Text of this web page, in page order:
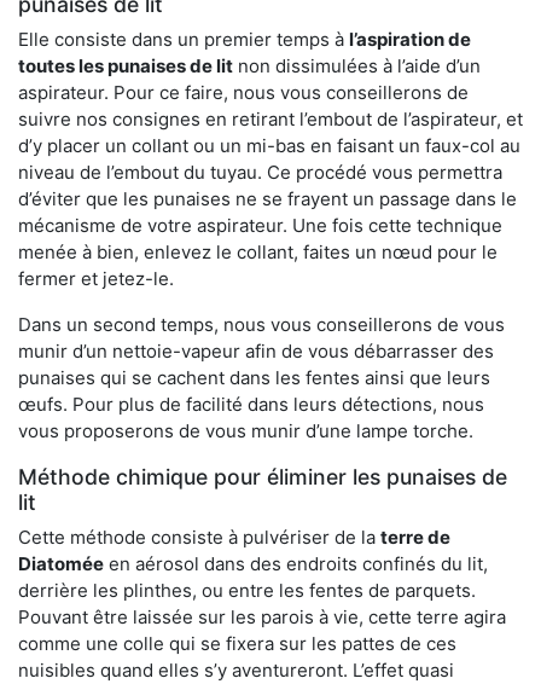
Elle consiste dans un premier temps à l’aspiration de
toutes les punaises de lit non dissimulées à l’aide d’un
aspirateur. Pour ce faire, nous vous conseillerons de
suivre nos consignes en retirant l’embout de l’aspirateur, et
d’y placer un collant ou un mi-bas en faisant un faux-col au
niveau de l’embout du tuyau. Ce procédé vous permettra
d’éviter que les punaises ne se frayent un passage dans le
mécanisme de votre aspirateur. Une fois cette technique
menée à bien, enlevez le collant, faites un nœud pour le
fermer et jetez-le.
Dans un second temps, nous vous conseillerons de vous
munir d’un nettoie-vapeur afin de vous débarrasser des
punaises qui se cachent dans les fentes ainsi que leurs
œufs. Pour plus de facilité dans leurs détections, nous
vous proposerons de vous munir d’une lampe torche.
Méthode chimique pour éliminer les punaises de
lit
Cette méthode consiste à pulvériser de la terre de
Diatomée en aérosol dans des endroits confinés du lit,
derrière les plinthes, ou entre les fentes de parquets.
Pouvant être laissée sur les parois à vie, cette terre agira
comme une colle qui se fixera sur les pattes de ces
nuisibles quand elles s’y aventureront. L’effet quasi